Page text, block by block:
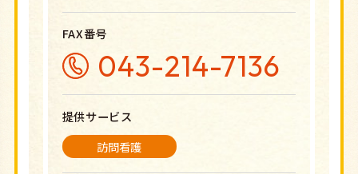
FAX番号
043-214-7136
提供サービス
訪問看護